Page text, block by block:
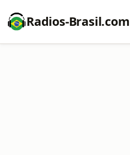
Radios-Brasil.com